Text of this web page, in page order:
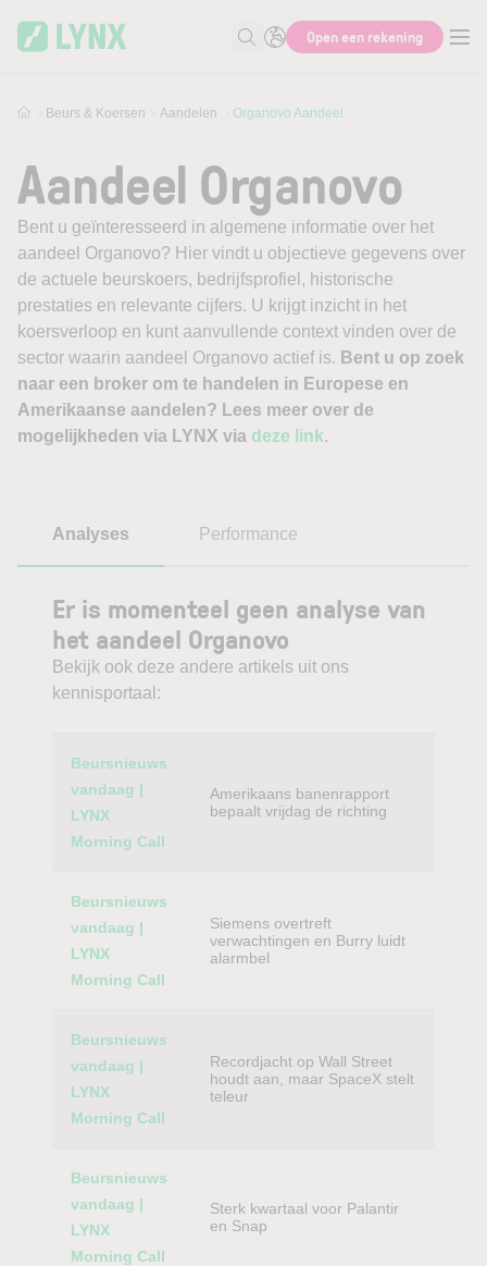
Zoek naar informatie
Open een rekening
Beurs & Koersen Aandelen Organovo Aandeel
Aandeel Organovo
Bent u geïnteresseerd in algemene informatie over het
aandeel Organovo? Hier vindt u objectieve gegevens over
de actuele beurskoers, bedrijfsprofiel, historische
prestaties en relevante cijfers. U krijgt inzicht in het
koersverloop en kunt aanvullende context vinden over de
sector waarin aandeel Organovo actief is. Bent u op zoek
naar een broker om te handelen in Europese en
Amerikaanse aandelen? Lees meer over de
mogelijkheden via LYNX via deze link.
Analyses Performance
Er is momenteel geen analyse van
het aandeel Organovo
Bekijk ook deze andere artikels uit ons
kennisportaal:
Category
Beursnieuws
vandaag |
LYNX
Morning Call
Amerikaans banenrapport
bepaalt vrijdag de richting
Beursnieuws
vandaag |
LYNX
Morning Call
Siemens overtreft
verwachtingen en Burry luidt
alarmbel
Beursnieuws
vandaag |
LYNX
Morning Call
Recordjacht op Wall Street
houdt aan, maar SpaceX stelt
teleur
Beursnieuws
vandaag |
LYNX
Morning Call
Sterk kwartaal voor Palantir
en Snap